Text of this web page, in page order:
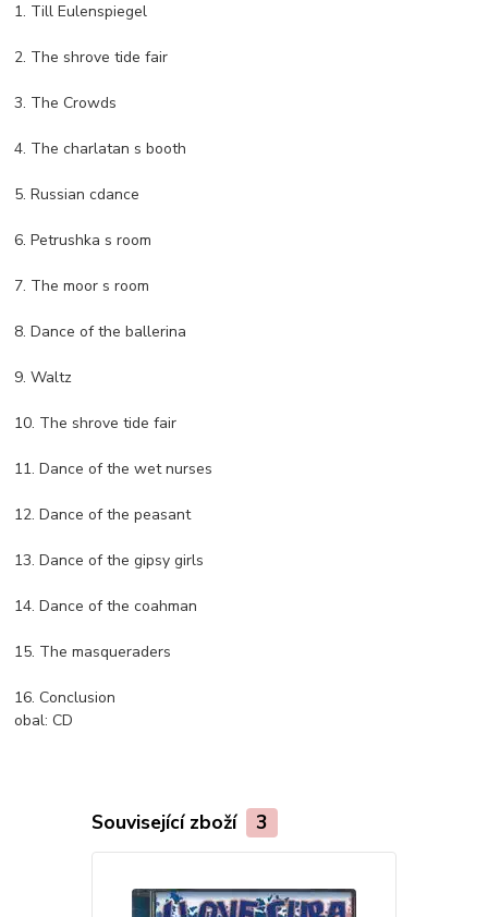
1. Till Eulenspiegel
2. The shrove tide fair
3. The Crowds
4. The charlatan s booth
5. Russian cdance
6. Petrushka s room
7. The moor s room
8. Dance of the ballerina
9. Waltz
10. The shrove tide fair
11. Dance of the wet nurses
12. Dance of the peasant
13. Dance of the gipsy girls
14. Dance of the coahman
15. The masqueraders
16. Conclusion
obal: CD
Související zboží 3